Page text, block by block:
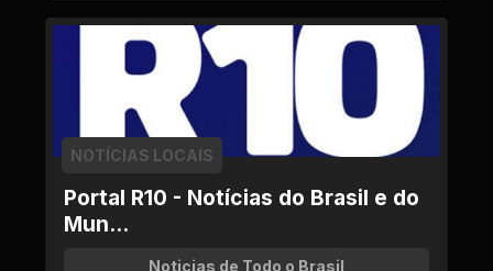
Portal R10 - Notícias do Brasil e do
Mun...
NOTÍCIAS LOCAIS
Noticias de Todo o Brasil